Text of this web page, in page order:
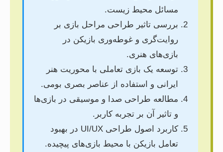
مسائل محیط زیست.
بررسی تاثیر طراحی مراحل بازی بر
روایت‌گری و غوطه‌وری بازیکن در
بازی‌های هنری.
توسعه یک بازی تعاملی با محوریت هنر
ایرانی و استفاده از عناصر بصری بومی.
مطالعه طراحی صدا و موسیقی در بازی‌ها
و تاثیر آن بر تجربه کاربر.
کاربرد اصول طراحی UI/UX در بهبود
تعامل بازیکن با محیط بازی‌های پیچیده.